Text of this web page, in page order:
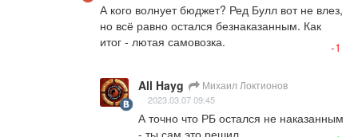
А кого волнует бюджет? Ред Булл вот не влез,
но всё равно остался безнаказанным. Как
итог - лютая самовозка.
-1
All Hayg Михаил Локтионов
2023.03.07 09:45
А точно что РБ остался не наказанным
- ты сам это решил ...........